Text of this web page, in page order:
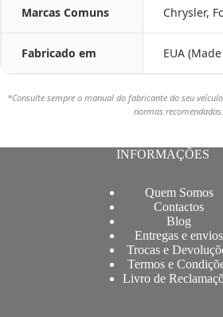
Marcas Comuns Chrysler,
Fabricado em EUA
*Consulte sempre o manual do fabricante do seu
normas recomendadas.
INFORMAÇÕES
Quem Somos
Contactos
Blog
Entregas e envios
Trocas e
Termos e
Livro de